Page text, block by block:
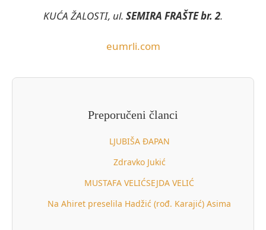
KUĆA ŽALOSTI, ul. SEMIRA FRAŠTE br. 2.
eumrli.com
Preporučeni članci
LJUBIŠA ĐAPAN
Zdravko Jukić
MUSTAFA VELIĆSEJDA VELIĆ
Na Ahiret preselila Hadžić (rođ. Karajić) Asima